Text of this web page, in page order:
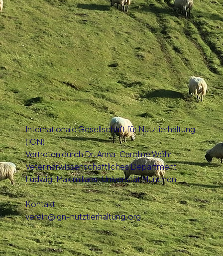
Internationale Gesellschaft für Nutztierhaltung
(IGN)
Vertreten durch Dr. Anna-Caroline Wöhr
Veterinärwissenschaftliches Department
Ludwig-Maximilians-Universität München
Kontakt
verein@ign-nutztierhaltung.org